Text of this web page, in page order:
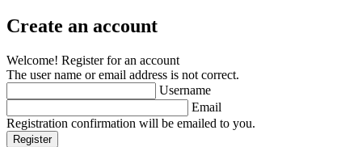
Create an account
Welcome! Register for an account
The user name or email address is not correct.
Username
Email
Registration confirmation will be emailed to you.